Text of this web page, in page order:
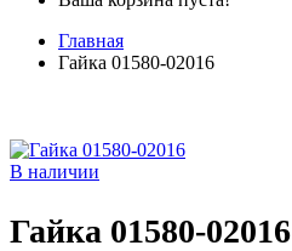
Главная
Гайка 01580-02016
В наличии
Гайка 01580-02016